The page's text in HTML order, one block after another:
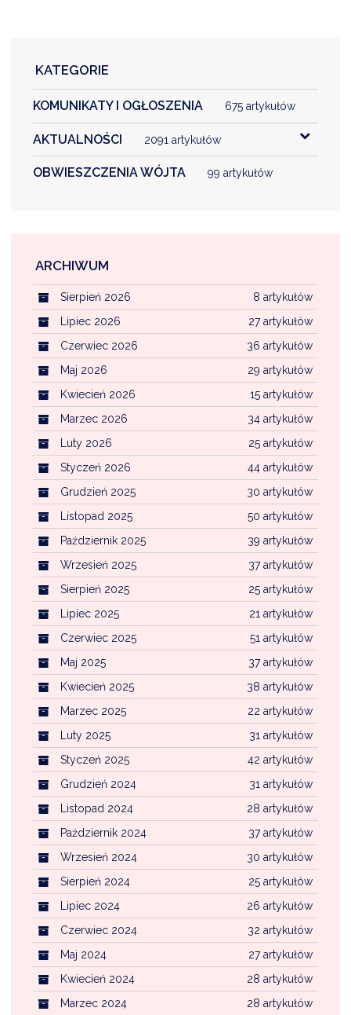
KATEGORIE
KOMUNIKATY I OGŁOSZENIA 675 artykułów
AKTUALNOŚCI 2091 artykułów
OBWIESZCZENIA WÓJTA 99 artykułów
ARCHIWUM
8 artykułów
Sierpień 2026
27 artykułów
Lipiec 2026
36 artykułów
Czerwiec 2026
29 artykułów
Maj 2026
15 artykułów
Kwiecień 2026
34 artykułów
Marzec 2026
25 artykułów
Luty 2026
44 artykułów
Styczeń 2026
30 artykułów
Grudzień 2025
50 artykułów
Listopad 2025
39 artykułów
Październik 2025
37 artykułów
Wrzesień 2025
25 artykułów
Sierpień 2025
21 artykułów
Lipiec 2025
51 artykułów
Czerwiec 2025
37 artykułów
Maj 2025
38 artykułów
Kwiecień 2025
22 artykułów
Marzec 2025
31 artykułów
Luty 2025
42 artykułów
Styczeń 2025
31 artykułów
Grudzień 2024
28 artykułów
Listopad 2024
37 artykułów
Październik 2024
30 artykułów
Wrzesień 2024
25 artykułów
Sierpień 2024
26 artykułów
Lipiec 2024
32 artykułów
Czerwiec 2024
27 artykułów
Maj 2024
28 artykułów
Kwiecień 2024
28 artykułów
Marzec 2024